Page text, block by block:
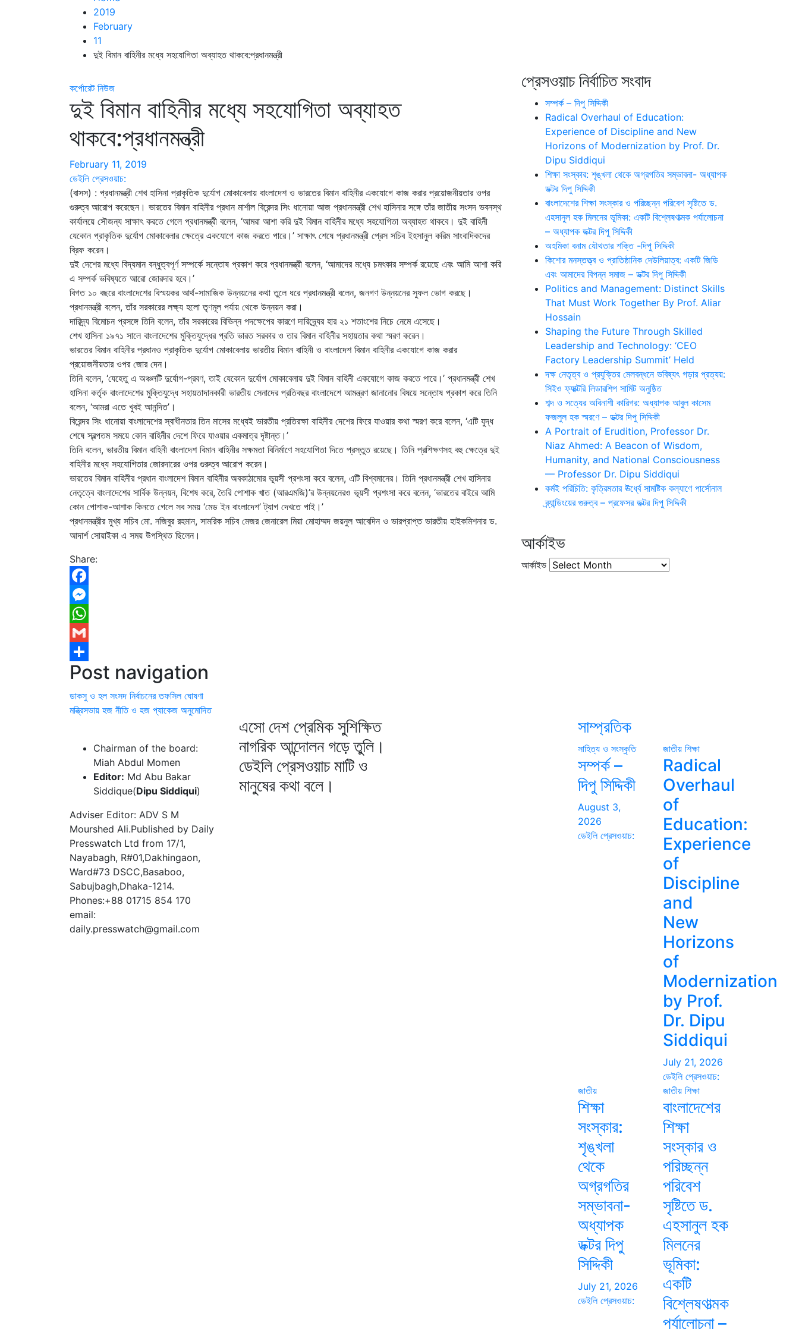
2019
February
11
দুই বিমান বাহিনীর মধ্যে সহযোগিতা অব্যাহত থাকবে:প্রধানমন্ত্রী
কর্পোরেট নিউজ
দুই বিমান বাহিনীর মধ্যে সহযোগিতা অব্যাহত
থাকবে:প্রধানমন্ত্রী
February 11, 2019
ডেইলি প্রেসওয়াচ:
(বাসস) : প্রধানমন্ত্রী শেখ হাসিনা প্রাকৃতিক দুর্যোগ মোকাবেলায় বাংলাদেশ ও ভারতের বিমান বাহিনীর একযোগে কাজ করার প্রয়োজনীয়তার ওপর
গুরুত্ব আরোপ করেছেন। ভারতের বিমান বাহিনীর প্রধান মার্শাল বিরেন্দর সিং ধানোয়া আজ প্রধানমন্ত্রী শেখ হাসিনার সঙ্গে তাঁর জাতীয় সংসদ ভবনস্থ
কার্যালয়ে সৌজন্য সাক্ষাৎ করতে গেলে প্রধানমন্ত্রী বলেন, ‘আমরা আশা করি দুই বিমান বাহিনীর মধ্যে সহযোগিতা অব্যাহত থাকবে। দুই বাহিনী
যেকোন প্রাকৃতিক দুর্যোগ মোকাবেলার ক্ষেত্রে একযোগে কাজ করতে পারে।’ সাক্ষাৎ শেষে প্রধানমন্ত্রী প্রেস সচিব ইহসানুল করিম সাংবাদিকদের
ব্রিফ করেন।
দুই দেশের মধ্যে বিদ্যমান বন্ধুত্বপূর্ণ সম্পর্কে সন্তোষ প্রকাশ করে প্রধানমন্ত্রী বলেন, ‘আমাদের মধ্যে চমৎকার সম্পর্ক রয়েছে এবং আমি আশা করি
এ সম্পর্ক ভবিষ্যতে আরো জোরদার হবে।’
বিগত ১০ বছরে বাংলাদেশের বিস্ময়কর আর্থ-সামাজিক উন্নয়নের কথা তুলে ধরে প্রধানমন্ত্রী বলেন, জনগণ উন্নয়নের সুফল ভোগ করছে।
প্রধানমন্ত্রী বলেন, তাঁর সরকারের লক্ষ্য হলো তৃণমূল পর্যায় থেকে উন্নয়ন করা।
দারিদ্র্য বিমোচন প্রসঙ্গে তিনি বলেন, তাঁর সরকারের বিভিন্ন পদক্ষেপের কারণে দারিদ্র্যের হার ২১ শতাংশের নিচে নেমে এসেছে।
শেখ হাসিনা ১৯৭১ সালে বাংলাদেশের মুক্তিযুদ্ধের প্রতি ভারত সরকার ও তার বিমান বাহিনীর সহায়তার কথা স্মরণ করেন।
ভারতের বিমান বাহিনীর প্রধানও প্রাকৃতিক দুর্যোগ মোকাবেলায় ভারতীয় বিমান বাহিনী ও বাংলাদেশ বিমান বাহিনীর একযোগে কাজ করার
প্রয়োজনীয়তার ওপর জোর দেন।
তিনি বলেন, ‘যেহেতু এ অঞ্চলটি দুর্যোগ-প্রবণ, তাই যেকোন দুর্যোগ মোকাবেলায় দুই বিমান বাহিনী একযোগে কাজ করতে পারে।’ প্রধানমন্ত্রী শেখ
হাসিনা কর্তৃক বাংলাদেশের মুক্তিযুদ্ধে সহায়তাদানকারী ভারতীয় সেনাদের প্রতিবছর বাংলাদেশে আমন্ত্রণ জানানোর বিষয়ে সন্তোষ প্রকাশ করে তিনি
বলেন, ‘আমরা এতে খুবই আনন্দিত’।
বিরেন্দর সিং ধানোয়া বাংলাদেশের স্বাধীনতার তিন মাসের মধ্যেই ভারতীয় প্রতিরক্ষা বাহিনীর দেশের ফিরে যাওয়ার কথা স্মরণ করে বলেন, ‘এটি যুদ্ধ
শেষে স্বল্পতম সময়ে কোন বাহিনীর দেশে ফিরে যাওয়ার একমাত্র দৃষ্টান্ত।’
তিনি বলেন, ভারতীয় বিমান বাহিনী বাংলাদেশ বিমান বাহিনীর সক্ষমতা বিনির্মাণে সহযোগিতা দিতে প্রস্তুত রয়েছে। তিনি প্রশিক্ষণসহ বহু ক্ষেত্রে দুই
বাহিনীর মধ্যে সহযোগিতার জোরদারের ওপর গুরুত্ব আরোপ করেন।
ভারতের বিমান বাহিনীর প্রধান বাংলাদেশ বিমান বাহিনীর অবকাঠামোর ভূয়সী প্রশংসা করে বলেন, এটি বিশ্বমানের। তিনি প্রধানমন্ত্রী শেখ হাসিনার
নেতৃত্বে বাংলাদেশের সার্বিক উন্নয়ন, বিশেষ করে, তৈরি পোশাক খাত (আরএমজি)’র উন্নয়নেরও ভূয়সী প্রশংসা করে বলেন, ‘ভারতের বাইরে আমি
কোন পোশাক-আশাক কিনতে গেলে সব সময় ‘মেড ইন বাংলাদেশ’ ট্যাগ দেখতে পাই।’
প্রধানমন্ত্রীর মুখ্য সচিব মো. নজিবুর রহমান, সামরিক সচিব মেজর জেনারেল মিয়া মোহাম্মদ জয়নুল আবেদিন ও ভারপ্রাপ্ত ভারতীয় হাইকমিশনার ড.
আদার্শ সোয়াইকা এ সময় উপস্থিত ছিলেন।
Share:
Facebook
Messenger
WhatsApp
Gmail
Share
Post navigation
ডাকসু ও হল সংসদ নির্বাচনের তফসিল ঘোষণা
মন্ত্রিসভায় হজ নীতি ও হজ প্যাকেজ অনুমোদিত
প্রেসওয়াচ নির্বাচিত সংবাদ
সম্পর্ক – দিপু সিদ্দিকী
Radical Overhaul of Education:
Experience of Discipline and New
Horizons of Modernization by Prof. Dr.
Dipu Siddiqui
শিক্ষা সংস্কার: শৃঙ্খলা থেকে অগ্রগতির সম্ভাবনা- অধ্যাপক
ডক্টর দিপু সিদ্দিকী
বাংলাদেশের শিক্ষা সংস্কার ও পরিচ্ছন্ন পরিবেশ সৃষ্টিতে ড.
এহসানুল হক মিলনের ভূমিকা: একটি বিশ্লেষণাত্মক পর্যালোচনা
– অধ্যাপক ডক্টর দিপু সিদ্দিকী
অহমিকা বনাম যৌথতার শক্তি -দিপু সিদ্দিকী
কিশোর মনস্তত্ত্ব ও প্রাতিষ্ঠানিক দেউলিয়াত্ব: একটি জিডি
এবং আমাদের বিপন্ন সমাজ – ডক্টর দিপু সিদ্দিকী
Politics and Management: Distinct Skills
That Must Work Together By Prof. Aliar
Hossain
Shaping the Future Through Skilled
Leadership and Technology: ‘CEO
Factory Leadership Summit’ Held
দক্ষ নেতৃত্ব ও প্রযুক্তির মেলবন্ধনে ভবিষ্যৎ গড়ার প্রত্যয়:
সিইও ফ্যাক্টরি লিডারশিপ সামিট অনুষ্ঠিত
শব্দ ও সত্যের অবিনাশী কারিগর: অধ্যাপক আবুল কাসেম
ফজলুল হক স্মরণে – ডক্টর দিপু সিদ্দিকী
A Portrait of Erudition, Professor Dr.
Niaz Ahmed: A Beacon of Wisdom,
Humanity, and National Consciousness
— Professor Dr. Dipu Siddiqui
কর্মই পরিচিতি: কৃত্রিমতার ঊর্ধ্বে সামষ্টিক কল্যাণে পার্সোনাল
ব্র্যান্ডিংয়ের গুরুত্ব – প্রফেসর ডক্টর দিপু সিদ্দিকী
আর্কাইভ
আর্কাইভ
Chairman of the board:
Miah Abdul Momen
Editor: Md Abu Bakar
Siddique(Dipu Siddiqui)
Adviser Editor: ADV S M
Mourshed Ali.Published by Daily
Presswatch Ltd from 17/1,
Nayabagh, R#01,Dakhingaon,
Ward#73 DSCC,Basaboo,
Sabujbagh,Dhaka-1214.
Phones:+88 01715 854 170
email:
daily.presswatch@gmail.com
এসো দেশ প্রেমিক সুশিক্ষিত
নাগরিক আন্দোলন গড়ে তুলি।
ডেইলি প্রেসওয়াচ মাটি ও
মানুষের কথা বলে।
সাম্প্রতিক
সাহিত্য ও সংস্কৃতি
সম্পর্ক –
দিপু সিদ্দিকী
August 3,
2026
ডেইলি প্রেসওয়াচ:
জাতীয় শিক্ষা
Radical
Overhaul
of
Education:
Experience
of
Discipline
and
New
Horizons
of
Modernization
by Prof.
Dr. Dipu
Siddiqui
July 21, 2026
ডেইলি প্রেসওয়াচ:
জাতীয়
শিক্ষা
সংস্কার:
শৃঙ্খলা
থেকে
অগ্রগতির
সম্ভাবনা-
অধ্যাপক
ডক্টর দিপু
সিদ্দিকী
July 21, 2026
ডেইলি প্রেসওয়াচ:
জাতীয় শিক্ষা
বাংলাদেশের
শিক্ষা
সংস্কার ও
পরিচ্ছন্ন
পরিবেশ
সৃষ্টিতে ড.
এহসানুল হক
মিলনের
ভূমিকা:
একটি
বিশ্লেষণাত্মক
পর্যালোচনা –